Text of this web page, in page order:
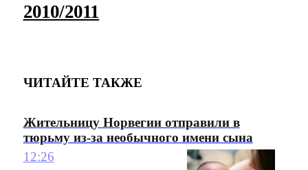
2010/2011
ЧИТАЙТЕ ТАКЖЕ
Жительницу Норвегии отправили в
тюрьму из-за необычного имени сына
12:26